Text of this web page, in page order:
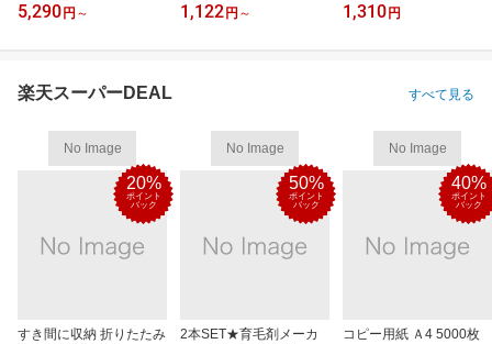
5,290 円 ～ 1,122 円 ～ 1,310 円
楽天スーパーDEAL すべて見る
No Image
20%
ポイント
バック
すき間に収納 折りたたみ
No Image
50%
ポイント
バック
2本SET★育毛剤メーカ
No Image
40%
ポイント
バック
コピー用紙 Ａ4 5000枚